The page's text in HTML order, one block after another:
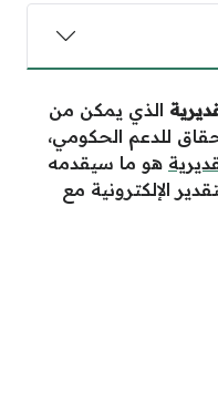
الذي يمكن من
للدعم الحكومي،
هو ما سيقدمه
الإلكترونية مع